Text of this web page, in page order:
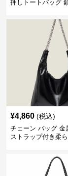
押しトートバッグ
¥4,860 (税込)
チェーン バッグ 金
ストラップ付き柔